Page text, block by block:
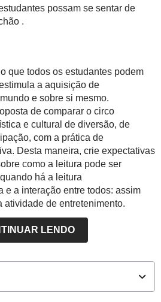
possam se sentar de
.
que todos os estudantes podem
a aquisição de
e sobre si mesmo.
de comparar o circo
e cultural de diversão, de
com a prática de
Desta maneira, crie expectativas
como a leitura pode ser
há a leitura
e a interação entre todos: assim
atividade de entretenimento.
provavelmente já conseguem
e não verbais e os efeitos de
base em critérios como:
LENDO